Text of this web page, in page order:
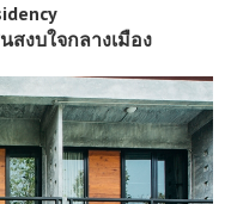
งบใจกลางเมือง